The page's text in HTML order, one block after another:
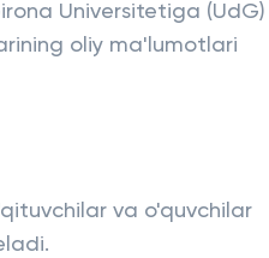
Universitetiga (UdG)
oliy ma'lumotlari
va o'quvchilar